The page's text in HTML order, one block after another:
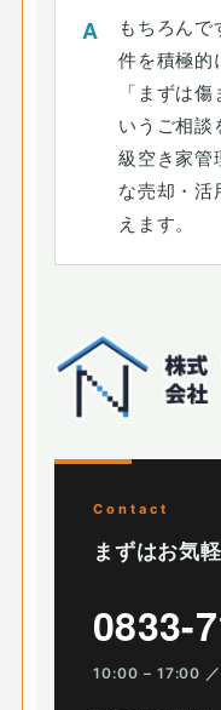
もちろん
件を積極的
「まずは
いうご相談
級空き家管
な売却・活
えます。
Contact
まずはお気
0833-
10:00 – 17:00 ／